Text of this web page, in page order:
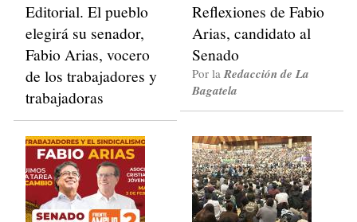
Editorial. El pueblo
elegirá su senador,
Fabio Arias, vocero
de los trabajadores y
trabajadoras
Reflexiones de Fabio
Arias, candidato al
Senado
Por laRedacción de La
Bagatela